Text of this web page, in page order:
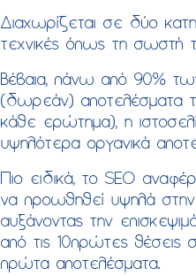
Διαχωρίζεται σε δύο
τεχνικές όπως τη σωστή
Βέβαια, πάνω από 90%
(δωρεάν) αποτελέσματα
κάθε ερώτημα), η
υψηλότερα οργανικά
Πιο ειδικά, το SEO
να προωθηθεί υψηλά στην
αυξάνοντας την
από τις 10πρώτες
πρώτα αποτελέσματα.